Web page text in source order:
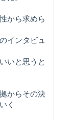
から求めら
インタビュ
いと思うと
からその決
く